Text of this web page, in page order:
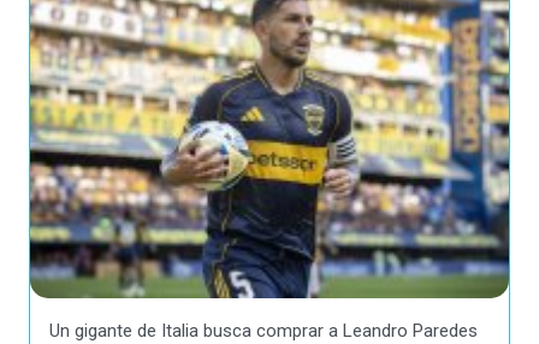
Un gigante de Italia busca comprar a Leandro Paredes